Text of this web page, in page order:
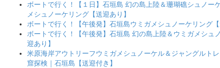
ボートで行く！【１日】石垣島 幻の島上陸＆珊瑚礁シュノー
メシュノーケリング【送迎あり】
ボートで行く！【午後発】石垣島ウミガメシュノーケリング
ボートで行く！【午後発】石垣島 幻の島上陸＆ウミガメシュ
迎あり】
米原海岸アウトリーフウミガメシュノーケル＆ジャングルト
窟探検｜石垣島【送迎付き】